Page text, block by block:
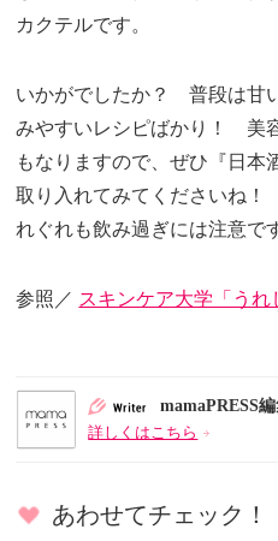
カクテルです。
いかがでしたか？ 普段は甘
みやすいレシピばかり！ 美
もなりますので、ぜひ『日本
取り入れてみてくださいね
れぐれも飲み過ぎには注意で
参照／ スキンケア大学「うれ
mamaPRESS
詳しくはこちら
あわせてチェック！